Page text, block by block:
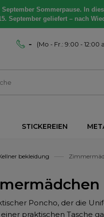
Sommerpause. In
September geliefert – nach
- (Mo - Fr.: 9:00 - 12:00
STICKEREIEN
bekleidung
Poncho, der die
praktischen Tasche